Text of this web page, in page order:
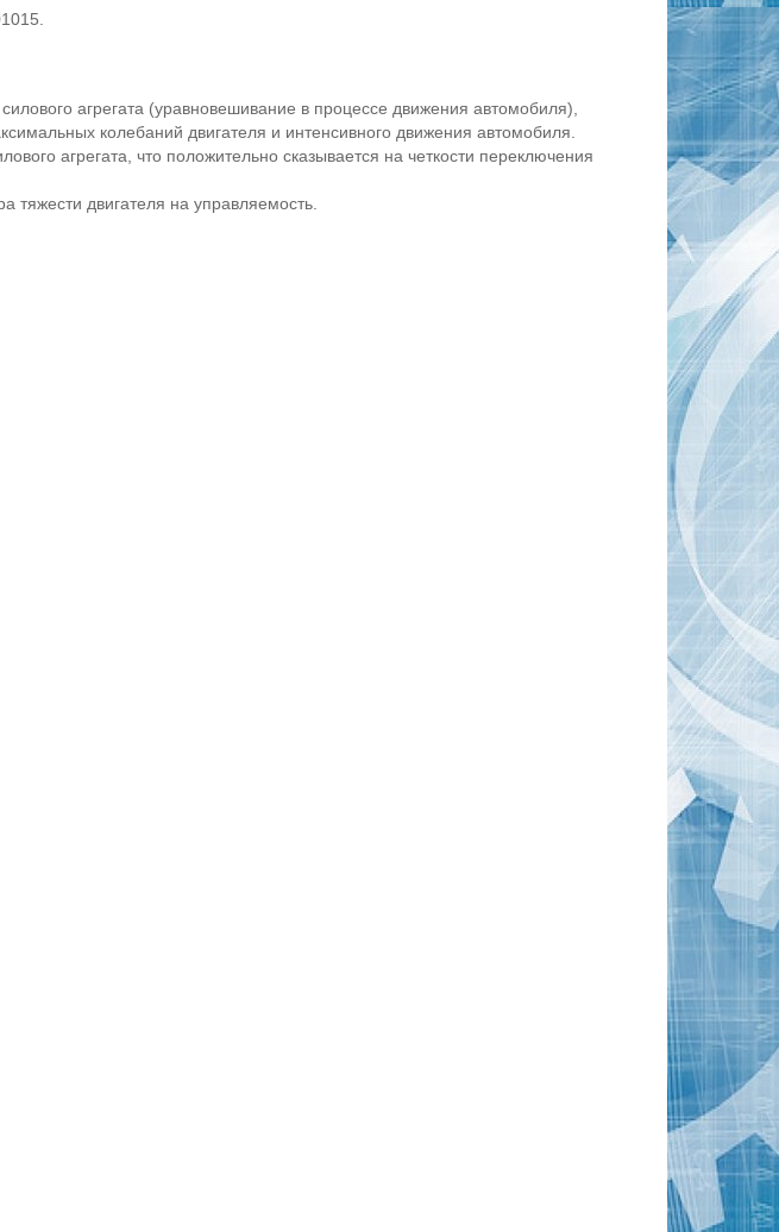
агрегата (уравновешивание в процессе движения автомобиля),
колебаний двигателя и интенсивного движения автомобиля.
агрегата, что положительно сказывается на четкости переключения
тяжести двигателя на управляемость.